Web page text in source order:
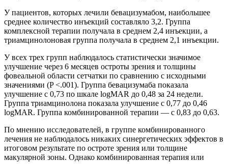
У пациентов, которых лечили бевацизумабом, наибольшее
среднее количество инъекций составляло 3,2. Группа
комплексной терапии получала в среднем 2,4 инъекции, а
триамцинолоновая группа получала в среднем 2,1 инъекции.
У всех трех групп наблюдалось статистически значимое
улучшение через 6 месяцев остроты зрения и толщины
фовеальной области сетчатки по сравнению с исходными
значениями (P <.001). Группа бевацизумаба показала
улучшение с 0,73 по шкале logMAR до 0,48 за 24 недели.
Группа триамцинолона показала улучшение с 0,77 до 0,46
logMAR. Группа комбинированной терапии — с 0,83 до 0,63.
По мнению исследователей, в группе комбинированного
лечения не наблюдалось никаких синергетических эффектов в
итоговом результате по остроте зрения или толщине
макулярной зоны. Однако комбинированная терапия или